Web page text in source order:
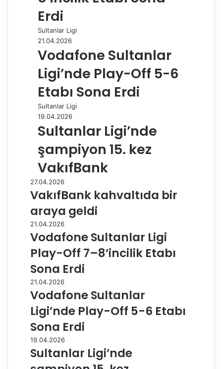
Erdi
Sultanlar Ligi
21.04.2026
Vodafone Sultanlar
Ligi’nde Play-Off 5-6
Etabı Sona Erdi
Sultanlar Ligi
19.04.2026
Sultanlar Ligi’nde
şampiyon 15. kez
VakıfBank
27.04.2026
VakıfBank kahvaltıda bir
araya geldi
21.04.2026
Vodafone Sultanlar Ligi
Play-Off 7–8’incilik Etabı
Sona Erdi
21.04.2026
Vodafone Sultanlar
Ligi’nde Play-Off 5-6 Etabı
Sona Erdi
19.04.2026
Sultanlar Ligi’nde